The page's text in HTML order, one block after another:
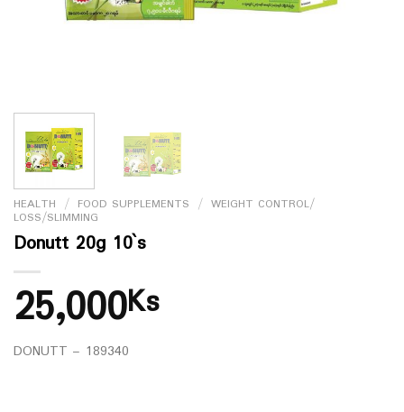
HEALTH / FOOD SUPPLEMENTS / WEIGHT CONTROL/
LOSS/SLIMMING
Donutt 20g 10`s
25,000Ks
DONUTT – 189340